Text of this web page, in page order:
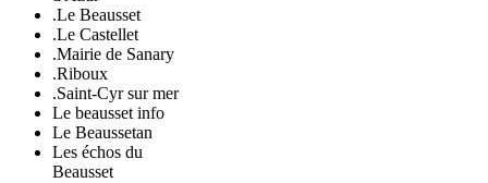
.Le Beausset
.Le Castellet
.Mairie de Sanary
.Riboux
.Saint-Cyr sur mer
Le beausset info
Le Beaussetan
Les échos du
Beausset